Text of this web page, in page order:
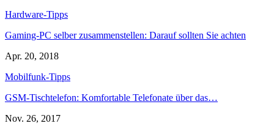
Hardware-Tipps
Gaming-PC selber zusammenstellen: Darauf sollten Sie achten
Apr. 20, 2018
Mobilfunk-Tipps
GSM-Tischtelefon: Komfortable Telefonate über das…
Nov. 26, 2017